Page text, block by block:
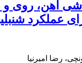
آهن، روی و
عملکرد
رضا امیرنیا